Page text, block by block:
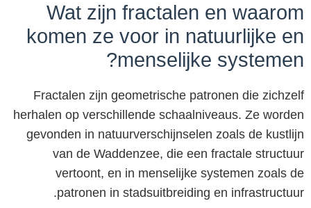
Wat zijn fractalen en waarom
komen ze voor in natuurlijke en
menselijke systemen?
Fractalen zijn geometrische patronen die zichzelf
herhalen op verschillende schaalniveaus. Ze worden
gevonden in natuurverschijnselen zoals de kustlijn
van de Waddenzee, die een fractale structuur
vertoont, en in menselijke systemen zoals de
patronen in stadsuitbreiding en infrastructuur.